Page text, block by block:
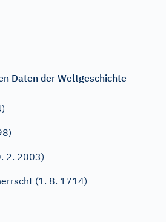
Daten der Weltgeschichte
2. 2003)
(1. 8. 1714)